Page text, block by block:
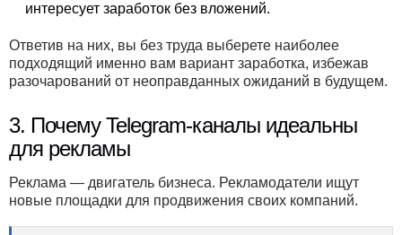
интересует заработок без вложений.
Ответив на них, вы без труда выберете наиболее
подходящий именно вам вариант заработка, избежав
разочарований от неоправданных ожиданий в будущем.
3. Почему Telegram-каналы идеальны
для рекламы
Реклама — двигатель бизнеса. Рекламодатели ищут
новые площадки для продвижения своих компаний.